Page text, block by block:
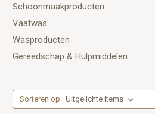
Schoonmaakproducten
Vaatwas
Wasproducten
Gereedschap & Hulpmiddelen
Sorteren op: